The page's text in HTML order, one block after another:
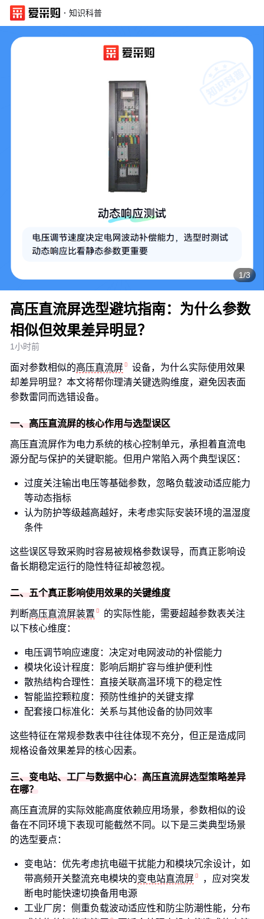
· 知识科普
1/3
高压直流屏选型避坑指南：为什么参数
相似但效果差异明显？
1小时前
面对参数相似的高压直流屏
设备，为什么实际使用效果
却差异明显？本文将帮你理清关键选购维度，避免因表面
参数雷同而选错设备。
一、高压直流屏的核心作用与选型误区
高压直流屏作为电力系统的核心控制单元，承担着直流电
源分配与保护的关键职能。但用户常陷入两个典型误区：
过度关注输出电压等基础参数，忽略负载波动适应能力
等动态指标
认为防护等级越高越好，未考虑实际安装环境的温湿度
条件
这些误区导致采购时容易被规格参数误导，而真正影响设
备长期稳定运行的隐性特征却被忽视。
二、五个真正影响使用效果的关键维度
判断高压直流屏装置
的实际性能，需要超越参数表关注
以下核心维度：
电压调节响应速度：决定对电网波动的补偿能力
模块化设计程度：影响后期扩容与维护便利性
散热结构合理性：直接关联高温环境下的稳定性
智能监控颗粒度：预防性维护的关键支撑
配套接口标准化：关系与其他设备的协同效率
这些特征在常规参数表中往往体现不充分，但正是造成同
规格设备效果差异的核心因素。
三、变电站、工厂与数据中心：高压直流屏选型策略差异
在哪？
高压直流屏的实际效能高度依赖应用场景，参数相似的设
备在不同环境下表现可能截然不同。以下是三类典型场景
的选型要点：
变电站：优先考虑抗电磁干扰能力和模块冗余设计，如
带高频开关整流充电模块的变电站直流屏
，应对突发
断电时能快速切换备用电源
工业厂房：侧重负载波动适应性和防尘防潮性能，分布